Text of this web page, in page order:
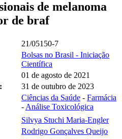
de melanoma
de braf
21/05150-7
Bolsas no Brasil - Iniciação
Científica
01 de agosto de 2021
31 de outubro de 2023
Ciências da Saúde - Farmácia
- Análise Toxicológica
Silvya Stuchi Maria-Engler
Rodrigo Gonçalves Queijo